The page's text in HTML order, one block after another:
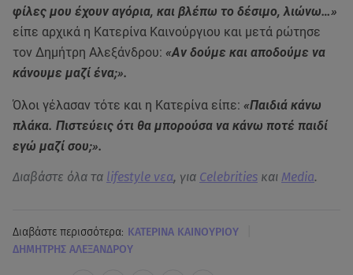
φίλες μου έχουν αγόρια, και βλέπω το δέσιμο, λιώνω…»
είπε αρχικά η Κατερίνα Καινούργιου και μετά ρώτησε
τον Δημήτρη Αλεξάνδρου: «Αν δούμε και αποδούμε να
κάνουμε μαζί ένα;».
Όλοι γέλασαν τότε και η Κατερίνα είπε: «Παιδιά κάνω
πλάκα. Πιστεύεις ότι θα μπορούσα να κάνω ποτέ παιδί
εγώ μαζί σου;».
Διαβάστε όλα τα lifestyle νεα, για Celebrities και Media.
Διαβάστε περισσότερα: ΚΑΤΕΡΙΝΑ ΚΑΙΝΟΥΡΙΟΥ
ΔΗΜΗΤΡΗΣ ΑΛΕΞΑΝΔΡΟΥ